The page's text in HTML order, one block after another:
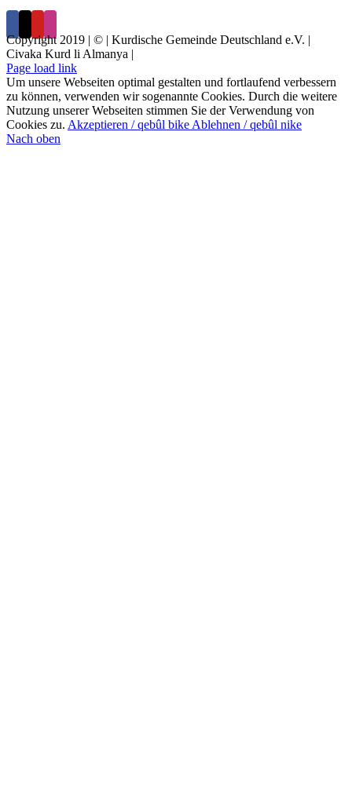
Copyright 2019 | © | Kurdische Gemeinde Deutschland e.V. |
Civaka Kurd li Almanya |
Page load link
Um unsere Webseiten optimal gestalten und fortlaufend verbessern
zu können, verwenden wir sogenannte Cookies. Durch die weitere
Nutzung unserer Webseiten stimmen Sie der Verwendung von
Cookies zu. Akzeptieren / qebûl bike Ablehnen / qebûl nike
Nach oben